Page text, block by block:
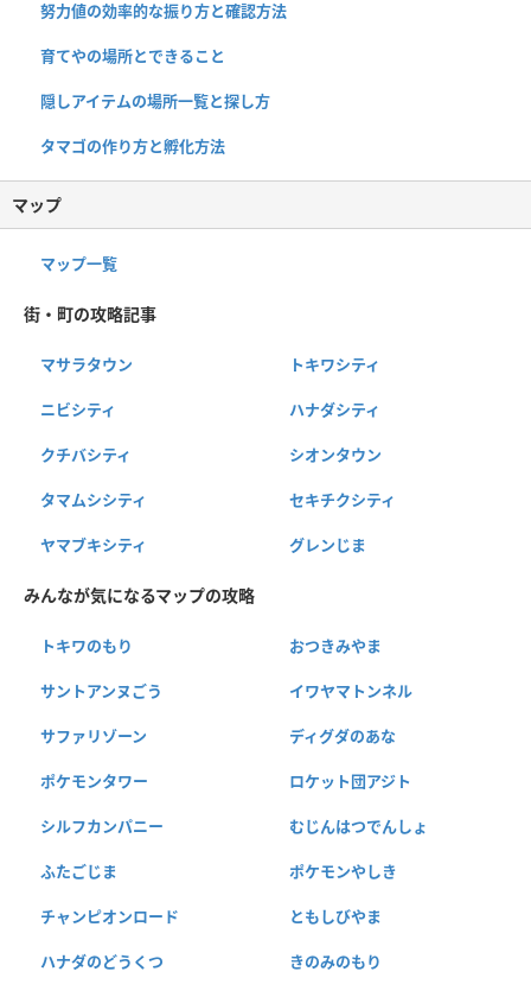
努力値の効率的な振り方と確認方法
育てやの場所とできること
隠しアイテムの場所一覧と探し方
タマゴの作り方と孵化方法
マップ
マップ一覧
街・町の攻略記事
マサラタウン トキワシティ
ニビシティ ハナダシティ
クチバシティ シオンタウン
タマムシシティ セキチクシティ
ヤマブキシティ グレンじま
みんなが気になるマップの攻略
トキワのもり おつきみやま
サントアンヌごう イワヤマトンネル
サファリゾーン ディグダのあな
ポケモンタワー ロケット団アジト
シルフカンパニー むじんはつでんしょ
ふたごじま ポケモンやしき
チャンピオンロード ともしびやま
ハナダのどうくつ きのみのもり